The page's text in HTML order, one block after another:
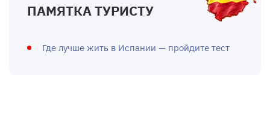
ПАМЯТКА ТУРИСТУ
Где лучше жить в Испании — пройдите тест